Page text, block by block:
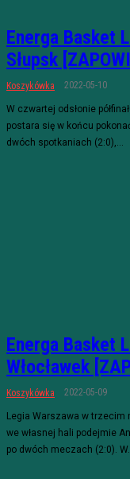
Energa Basket
Słupsk
Koszykówka 2022-05-10
W czwartej odsłonie
postara się w końcu
dwóch spotkaniach (2:0),...
Energa Basket
Włocławek
Koszykówka 2022-05-09
Legia Warszawa w trzecim
we własnej hali podejmie
po dwóch meczach (2:0).